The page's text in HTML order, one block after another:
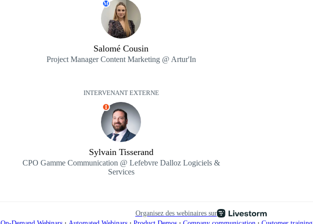
M
Salomé Cousin
Project Manager Content Marketing @ Artur'In
INTERVENANT EXTERNE
I
Sylvain Tisserand
CPO Gamme Communication @ Lefebvre Dalloz Logiciels &
Services
Organisez des webinaires sur